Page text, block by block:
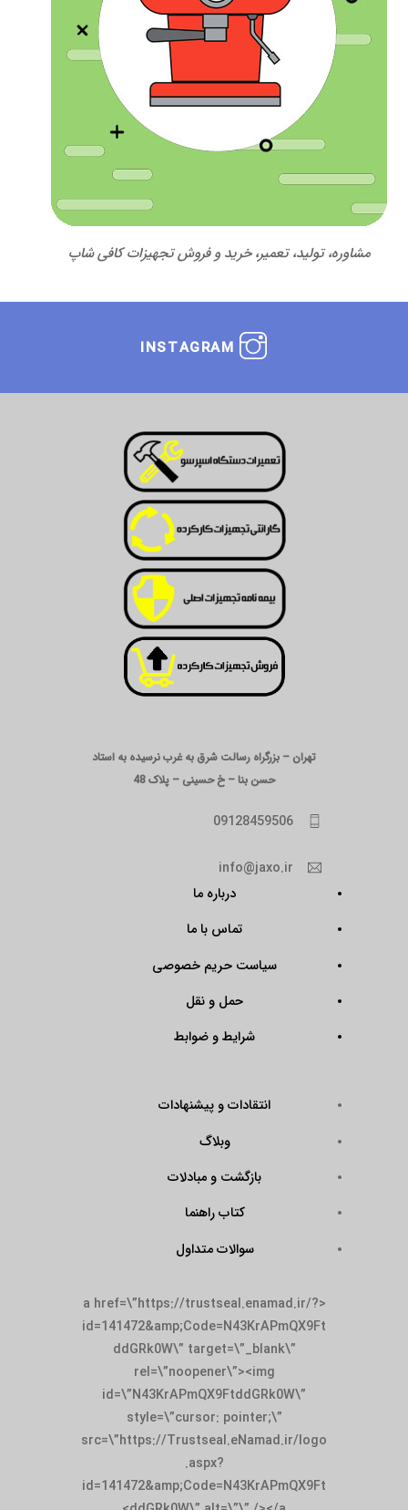
مشاوره، تولید، تعمیر، خرید و فروش تجهیزات کافی شاپ
INSTAGRAM
تهران – بزرگراه رسالت شرق به غرب نرسیده به استاد
حسن بنا – خ حسینی – پلاک 48
09128459506
info@jaxo.ir
درباره ما
تماس با ما
سیاست حریم خصوصی
حمل و نقل
شرایط و ضوابط
انتقادات و پیشنهادات
وبلاگ
بازگشت و مبادلات
کتاب راهنما
سوالات متداول
<a href=\”https://trustseal.enamad.ir/?
id=141472&amp;Code=N43KrAPmQX9Ft
ddGRk0W\” target=\”_blank\”
rel=\”noopener\”><img
id=\”N43KrAPmQX9FtddGRk0W\”
style=\”cursor: pointer;\”
src=\”https://Trustseal.eNamad.ir/logo
.aspx?
id=141472&amp;Code=N43KrAPmQX9Ft